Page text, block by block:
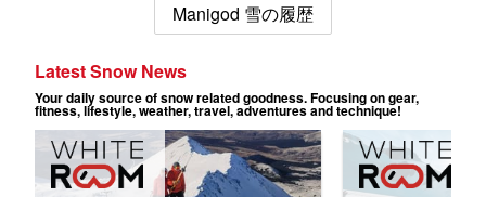
Manigod 雪の履歴